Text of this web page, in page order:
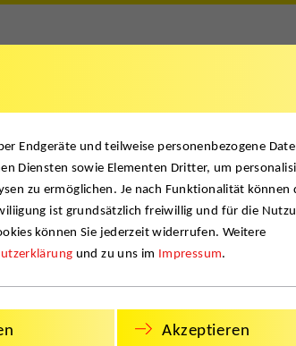
Endgeräte und teilweise personenbezogene
Diensten sowie Elementen Dritter, um
zu ermöglichen. Je nach Funktionalität können
ist grundsätzlich freiwillig und für die
können Sie jederzeit widerrufen. Weitere
und zu uns im Impressum.
Akzeptieren